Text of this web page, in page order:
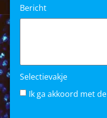
Bericht
Selectievakje
Ik ga akkoord met de